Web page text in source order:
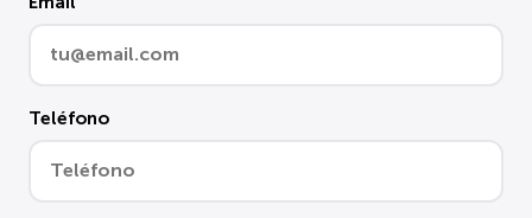
Teléfono